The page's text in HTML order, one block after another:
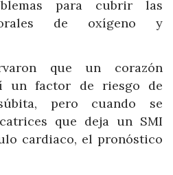
para cubrir las
de oxígeno y
que un corazón
un factor de riesgo de
pero cuando se
que deja un SMI
cardiaco, el pronóstico